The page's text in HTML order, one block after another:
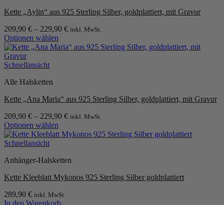
der
gewählt
werden
Kette „Aylin“ aus 925 Sterling Silber, goldplattiert, mit Gravur
209,90 € – 229,90 € inkl. MwSt.
Optionen wählen
Dieses
Produkt
weist
Varianten
Die
können
auf
der
Produktseite
werden
Schnellansicht
Alle Halsketten
Kette „Ana Maria“ aus 925 Sterling Silber, goldplattiert, mit Gravur
209,90 € – 229,90 € inkl. MwSt.
Optionen wählen
Dieses
Produkt
mehrere
auf.
Optionen
Schnellansicht
Anhänger-Halsketten
Kette Kleeblatt Mykonos 925 Sterling Silber goldplattiert
289,90 € inkl. MwSt.